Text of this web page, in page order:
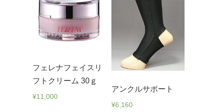
フェレナフェイスリ
フトクリーム 30ｇ
¥11,000
アンクルサポート
¥6,160